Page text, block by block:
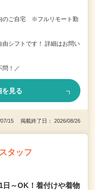
のご自宅 ※フルリモート勤
由シフトです！ 詳細はお問い
問！／
を見る
07/15 掲載終了日： 2026/08/26
タッフ
日～OK！着付けや着物